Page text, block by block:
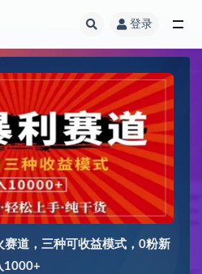
登录
赛道，三种可收益模式，0粉新
1000+